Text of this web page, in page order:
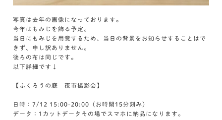
写真は去年の画像になっております。
今年はもみじを飾る予定。
当日にもみじを用意するため、当日の背景をお知らせすることはで
きず、申し訳ありません。
後ろの布は同じです。
以下詳細です↓
【ふくろうの庭 夜市撮影会】
日時：7/12 15:00-20:00（お時間15分刻み）
データ：1カットデータその場でスマホに納品になります。